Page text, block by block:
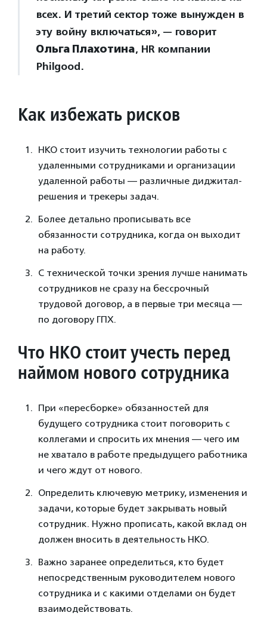
всех. И третий сектор тоже вынужден в
эту войну включаться», — говорит
Ольга Плахотина, HR компании
Philgood.
Как избежать рисков
НКО стоит изучить технологии работы с
удаленными сотрудниками и организации
удаленной работы — различные диджитал-
решения и трекеры задач.
Более детально прописывать все
обязанности сотрудника, когда он выходит
на работу.
С технической точки зрения лучше нанимать
сотрудников не сразу на бессрочный
трудовой договор, а в первые три месяца —
по договору ГПХ.
Что НКО стоит учесть перед
наймом нового сотрудника
При «пересборке» обязанностей для
будущего сотрудника стоит поговорить с
коллегами и спросить их мнения — чего им
не хватало в работе предыдущего работника
и чего ждут от нового.
Определить ключевую метрику, изменения и
задачи, которые будет закрывать новый
сотрудник. Нужно прописать, какой вклад он
должен вносить в деятельность НКО.
Важно заранее определиться, кто будет
непосредственным руководителем нового
сотрудника и с какими отделами он будет
взаимодействовать.